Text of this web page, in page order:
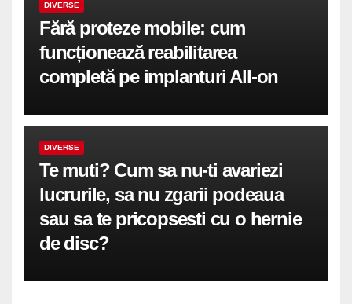
DIVERSE
Fără proteze mobile: cum
funcționează reabilitarea
completă pe implanturi All-on
DIVERSE
Te muti? Cum sa nu-ti avariezi
lucrurile, sa nu zgarii podeaua
sau sa te pricopsesti cu o hernie
de disc?